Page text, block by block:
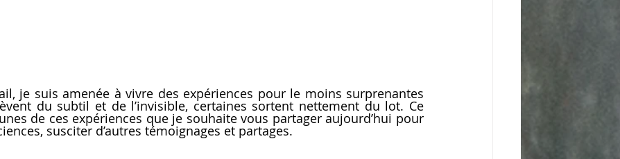
je suis amenée à vivre des expériences pour le moins surprenantes
du subtil et de l’invisible, certaines sortent nettement du lot. Ce
de ces expériences que je souhaite vous partager aujourd’hui pour
susciter d’autres témoignages et partages.